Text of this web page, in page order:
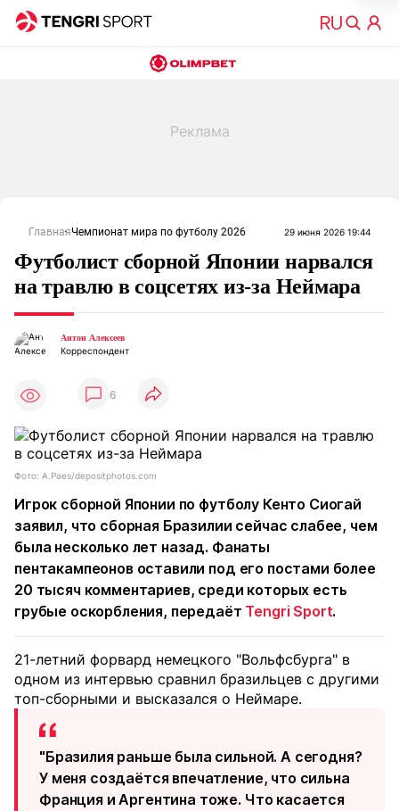
ГлавнаяЧемпионат мира по футболу 2026 29 июня 2026 19:44
Футболист сборной Японии нарвался
на травлю в соцсетях из-за Неймара
Антон Алексеев
Корреспондент
6
Фото: A.Paes/depositphotos.com
Игрок сборной Японии по футболу Кенто Сиогай
заявил, что сборная Бразилии сейчас слабее, чем
была несколько лет назад. Фанаты
пентакампеонов оставили под его постами более
20 тысяч комментариев, среди которых есть
грубые оскорбления, передаёт Tengri Sport.
21-летний форвард немецкого "Вольфсбурга" в
одном из интервью сравнил бразильцев с другими
топ-сборными и высказался о Неймаре.
"Бразилия раньше была сильной. А сегодня?
У меня создаётся впечатление, что сильна
Франция и Аргентина тоже. Что касается